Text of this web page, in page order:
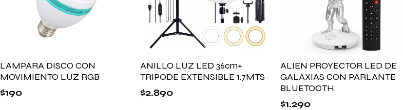
LAMPARA DISCO CON
MOVIMIENTO LUZ RGB
$190
ANILLO LUZ LED 36cm+
TRIPODE EXTENSIBLE 1.7MTS
$2.890
ALIEN PROYECTOR LED DE
GALAXIAS CON PARLANTE
BLUETOOTH
$1.290